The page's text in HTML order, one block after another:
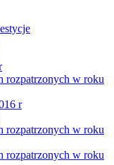
rozpatrzonych w roku
r
rozpatrzonych w roku
rozpatrzonych w roku